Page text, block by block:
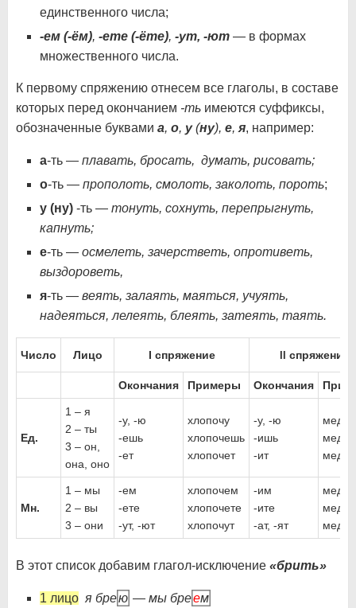
единственного числа;
-ем (-ём), -ете (-ёте), -ут, -ют — в формах
множественного числа.
К первому спряжению отнесем все глаголы, в составе
которых перед окончанием -ть имеются суффиксы,
обозначенные буквами а, о, у(ну), е, я, например:
а-ть — плавать, бросать, думать, рисовать;
о-ть — прополоть, смолоть, заколоть, пороть;
у (ну) -ть — тонуть, сохнуть, перепрыгнуть,
капнуть;
е-ть — осмелеть, зачерстветь, опротиветь,
выздороветь,
я-ть — веять, залаять, маяться, учуять,
надеяться, лелеять, блеять, затеять, таять.
Число Лицо І спряжение спряжение
Окончания Примеры Окончания
Ед.
1 – я
2 – ты
3 – он,
она, оно
-у, -ю
-ешь
-ет
хлопочу
хлопочешь
хлопочет
-у, -ю
-ишь
-ит
Мн.
1 – мы
2 – вы
3 – они
-ем
-ете
-ут, -ют
хлопочем
хлопочете
хлопочут
-им
-ите
-ат, -ят
В этот список добавим глагол-исключение «брить»
1 лицо я брею — мы бреем